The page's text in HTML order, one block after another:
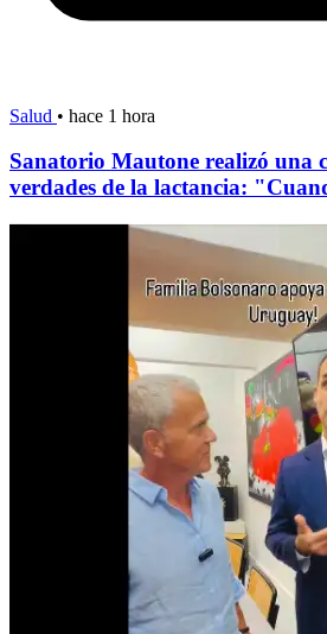
Salud • hace 1 hora
Sanatorio Mautone realizó una
verdades de la lactancia: